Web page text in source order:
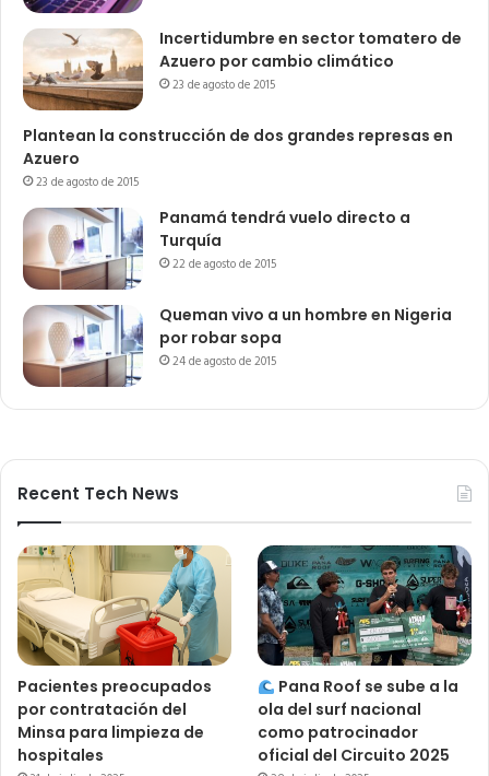
Incertidumbre en sector tomatero de
Azuero por cambio climático
23 de agosto de 2015
Plantean la construcción de dos grandes represas en
Azuero
23 de agosto de 2015
Panamá tendrá vuelo directo a
Turquía
22 de agosto de 2015
Queman vivo a un hombre en Nigeria
por robar sopa
24 de agosto de 2015
Recent Tech News
Pacientes preocupados
por contratación del
Minsa para limpieza de
hospitales
Pana Roof se sube a la
ola del surf nacional
como patrocinador
oficial del Circuito 2025